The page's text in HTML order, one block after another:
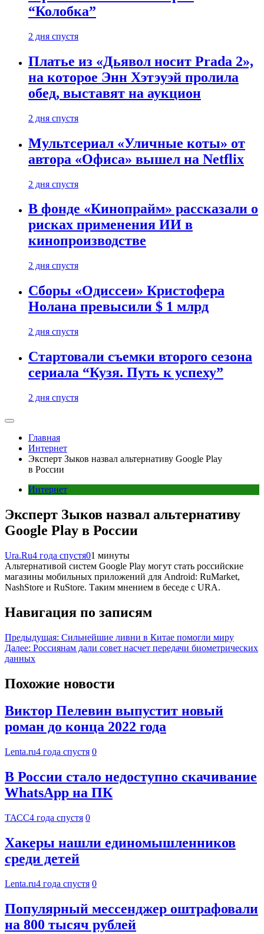
“Колобка”
2 дня спустя
Платье из «Дьявол носит Prada 2»,
на которое Энн Хэтэуэй пролила
обед, выставят на аукцион
2 дня спустя
Мультсериал «Уличные коты» от
автора «Офиса» вышел на Netflix
2 дня спустя
В фонде «Кинопрайм» рассказали о
рисках применения ИИ в
кинопроизводстве
2 дня спустя
Сборы «Одиссеи» Кристофера
Нолана превысили $ 1 млрд
2 дня спустя
Стартовали съемки второго сезона
сериала “Кузя. Путь к успеху”
2 дня спустя
Главная
Интернет
Эксперт Зыков назвал альтернативу Google Play
в России
Интернет
Эксперт Зыков назвал альтернативу
Google Play в России
Ura.Ru4 года спустя01 минуты
Альтернативой систем Google Play могут стать российские
магазины мобильных приложений для Android: RuMarket,
NashStore и RuStore. Таким мнением в беседе с URA.
Навигация по записям
Предыдущая: Сильнейшие ливни в Китае помогли миру
Далее: Россиянам дали совет насчет передачи биометрических
данных
Похожие новости
Виктор Пелевин выпустит новый
роман до конца 2022 года
Lenta.ru4 года спустя 0
В России стало недоступно скачивание
WhatsApp на ПК
ТАСС4 года спустя 0
Хакеры нашли единомышленников
среди детей
Lenta.ru4 года спустя 0
Популярный мессенджер оштрафовали
на 800 тысяч рублей